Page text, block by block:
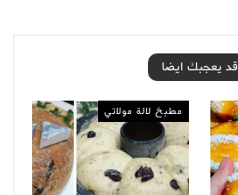
قد يعجبك ايضا
مطبخ لالة مولاتي